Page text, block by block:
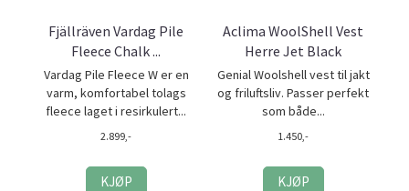
Fjällräven Vardag Pile
Fleece Chalk ...
Vardag Pile Fleece W er en
varm, komfortabel tolags
fleece laget i resirkulert...
2.899,-
KJØP
Aclima WoolShell Vest
Herre Jet Black
Genial Woolshell vest til jakt
og friluftsliv. Passer perfekt
som både...
1.450,-
KJØP